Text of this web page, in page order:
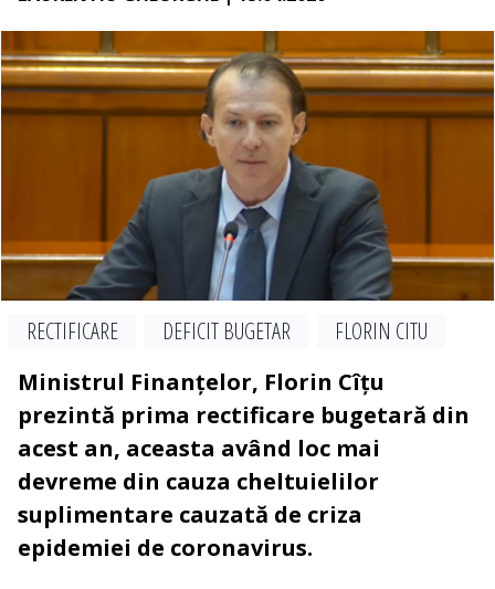
RECTIFICARE DEFICIT BUGETAR
FLORIN CITU
​​Ministrul Finanțelor, Florin Cîțu
prezintă prima rectificare bugetară din
acest an, aceasta având loc mai
devreme din cauza cheltuielilor
suplimentare cauzată de criza
epidemiei de coronavirus.